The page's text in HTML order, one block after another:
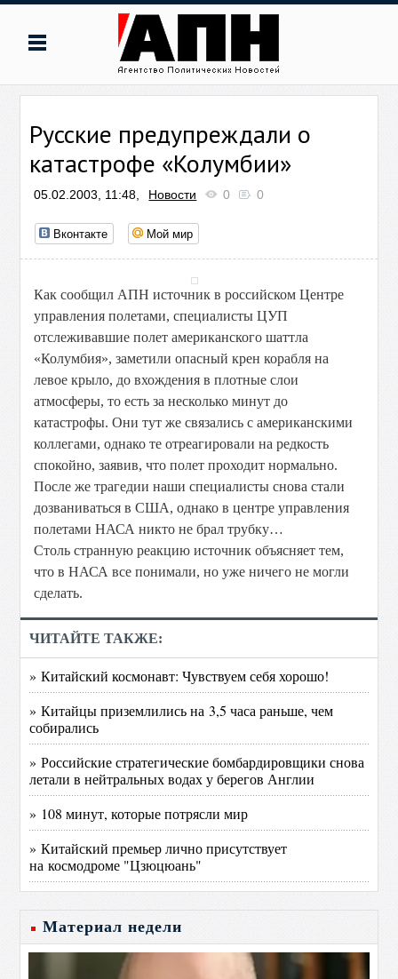
Русские предупреждали о
катастрофе «Колумбии»
05.02.2003, 11:48, Новости 0 0
Вконтакте Мой мир
Как сообщил АПН источник в российском Центре
управления полетами, специалисты ЦУП
отслеживавшие полет американского шаттла
«Колумбия», заметили опасный крен корабля на
левое крыло, до вхождения в плотные слои
атмосферы, то есть за несколько минут до
катастрофы. Они тут же связались с американскими
коллегами, однако те отреагировали на редкость
спокойно, заявив, что полет проходит нормально.
После же трагедии наши специалисты снова стали
дозваниваться в США, однако в центре управления
полетами НАСА никто не брал трубку…
Столь странную реакцию источник объясняет тем,
что в НАСА все понимали, но уже ничего не могли
сделать.
ЧИТАЙТЕ ТАКЖЕ:
» Китайский космонавт: Чувствуем себя хорошо!
» Китайцы приземлились на 3,5 часа раньше, чем
собирались
» Российские стратегические бомбардировщики снова
летали в нейтральных водах у берегов Англии
» 108 минут, которые потрясли мир
» Китайский премьер лично присутствует
на космодроме "Цзюцюань"
Материал недели